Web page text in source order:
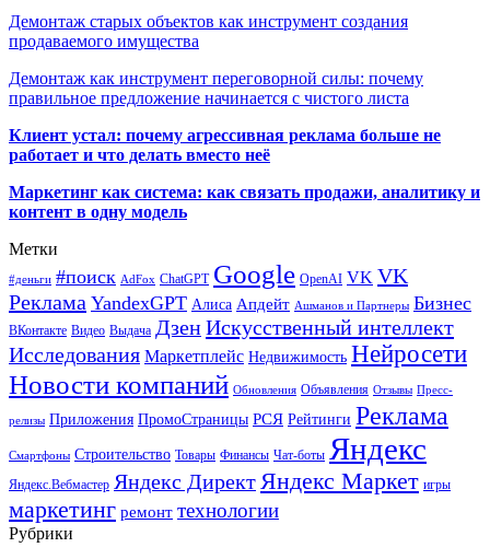
Демонтаж старых объектов как инструмент создания
продаваемого имущества
Демонтаж как инструмент переговорной силы: почему
правильное предложение начинается с чистого листа
Клиент устал: почему агрессивная реклама больше не
работает и что делать вместо неё
Маркетинг как система: как связать продажи, аналитику и
контент в одну модель
Метки
#деньги #поиск AdFox ChatGPT Google OpenAI VK VK
Реклама YandexGPT Алиса Апдейт Ашманов и Партнеры Бизнес
ВКонтакте Видео Выдача ДзенИскусственный интеллект
Исследования Маркетплейс Недвижимость Нейросети
Новости компаний Обновления Объявления Отзывы Пресс-
релизы Приложения ПромоСтраницы РСЯ Рейтинги Реклама
Смартфоны Строительство Товары Финансы Чат-боты Яндекс
Яндекс.Вебмастер Яндекс Директ Яндекс Маркет игры
маркетинг ремонт технологии
Рубрики